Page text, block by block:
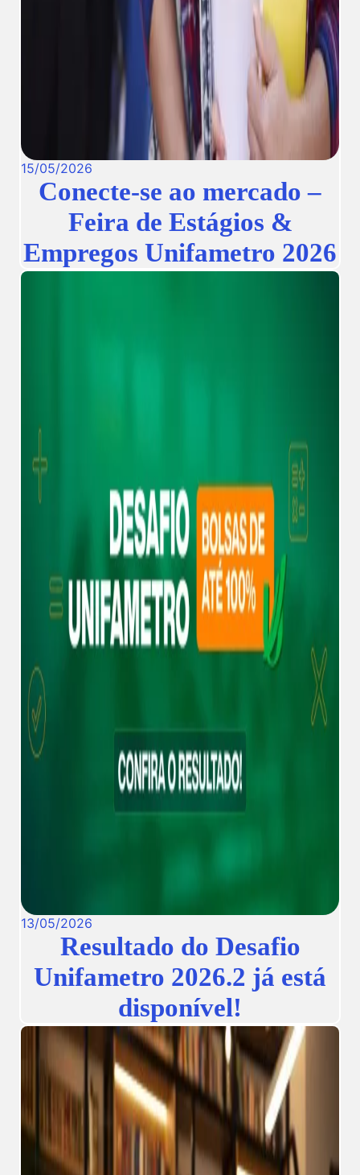
15/05/2026
Conecte-se ao mercado –
Feira de Estágios &
Empregos Unifametro 2026
13/05/2026
Resultado do Desafio
Unifametro 2026.2 já está
disponível!